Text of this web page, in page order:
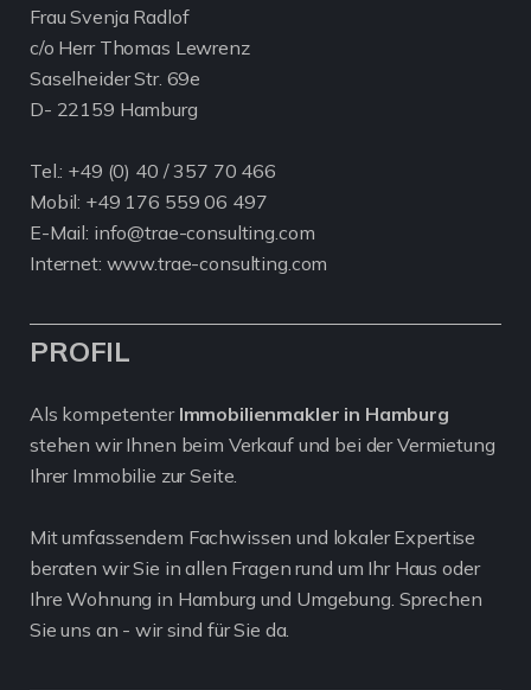
Frau Svenja Radlof
c/o Herr Thomas Lewrenz
Saselheider Str. 69e
D- 22159 Hamburg
Tel.: +49 (0) 40 / 357 70 466
Mobil: +49 176 559 06 497
E-Mail: info@trae-consulting.com
Internet: www.trae-consulting.com
PROFIL
Als kompetenter Immobilienmakler in Hamburg
stehen wir Ihnen beim Verkauf und bei der Vermietung
Ihrer Immobilie zur Seite.
Mit umfassendem Fachwissen und lokaler Expertise
beraten wir Sie in allen Fragen rund um Ihr Haus oder
Ihre Wohnung in Hamburg und Umgebung. Sprechen
Sie uns an - wir sind für Sie da.